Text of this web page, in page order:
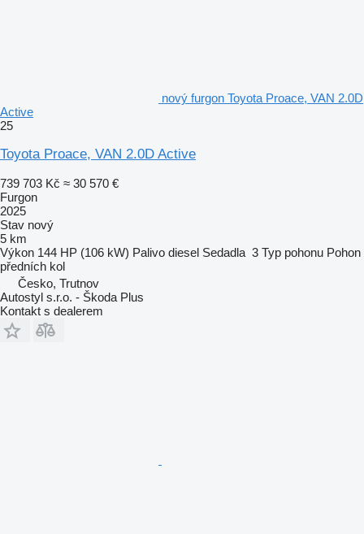
nový furgon Toyota Proace, VAN 2.0D
Active
25
Toyota Proace, VAN 2.0D Active
739 703 Kč ≈ 30 570 €
Furgon
2025
Stav nový
5 km
Výkon 144 HP (106 kW) Palivo diesel Sedadla 3 Typ pohonu Pohon
předních kol
Česko, Trutnov
Autostyl s.r.o. - Škoda Plus
Kontakt s dealerem